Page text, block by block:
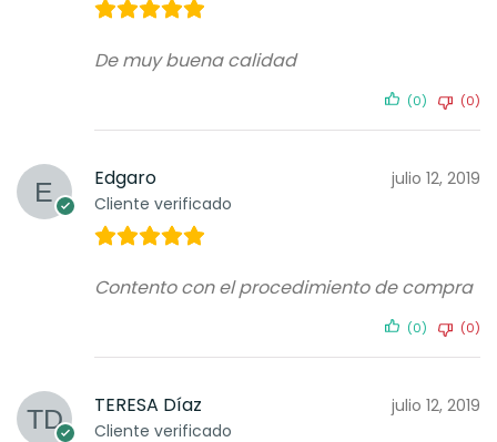
De muy buena calidad
(0) (0)
Edgaro
Cliente verificado
julio 12, 2019
Contento con el procedimiento de compra
(0) (0)
TERESA Díaz
Cliente verificado
julio 12, 2019